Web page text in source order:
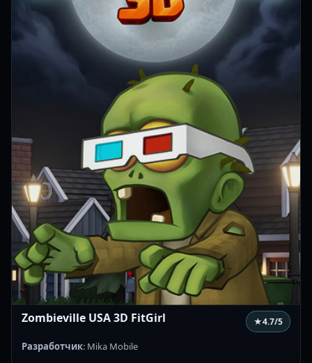
Zombieville USA 3D FitGirl ★4.7/5
Разработчик: Mika Mobile